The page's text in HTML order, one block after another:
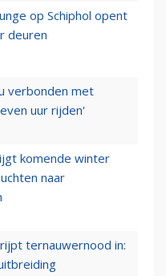
op Schiphol opent
deuren
verbonden met
uur rijden'
komende winter
naar
ternauwernood in: